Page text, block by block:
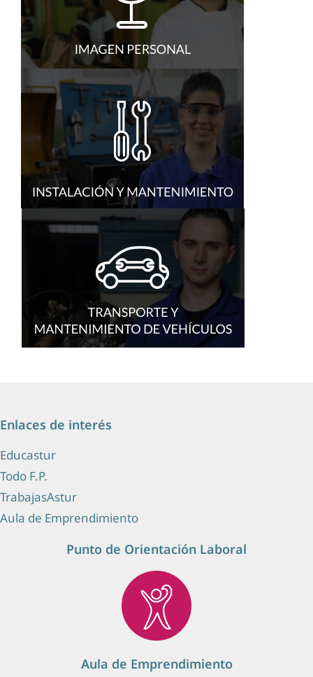
Enlaces de interés
Educastur
Todo F.P.
TrabajasAstur
Aula de Emprendimiento
Punto de Orientación Laboral
Aula de Emprendimiento